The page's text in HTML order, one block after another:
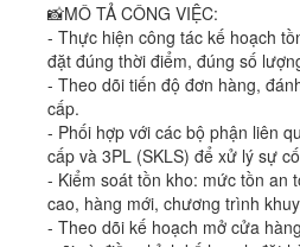
📸MÔ TẢ CÔNG VIỆC:
- Thực hiện công tác kế hoạch
đặt đúng thời điểm, đúng số
- Theo dõi tiến độ đơn hàng,
cấp.
- Phối hợp với các bộ phận liên
cấp và 3PL (SKLS) để xử lý sự
- Kiểm soát tồn kho: mức tồn an
cao, hàng mới, chương trình
- Theo dõi kế hoạch mở cửa